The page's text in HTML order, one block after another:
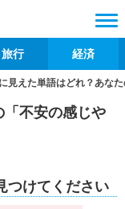
旅行 経済
見えた単語はどれ？あな
不安の感じや
つけてください